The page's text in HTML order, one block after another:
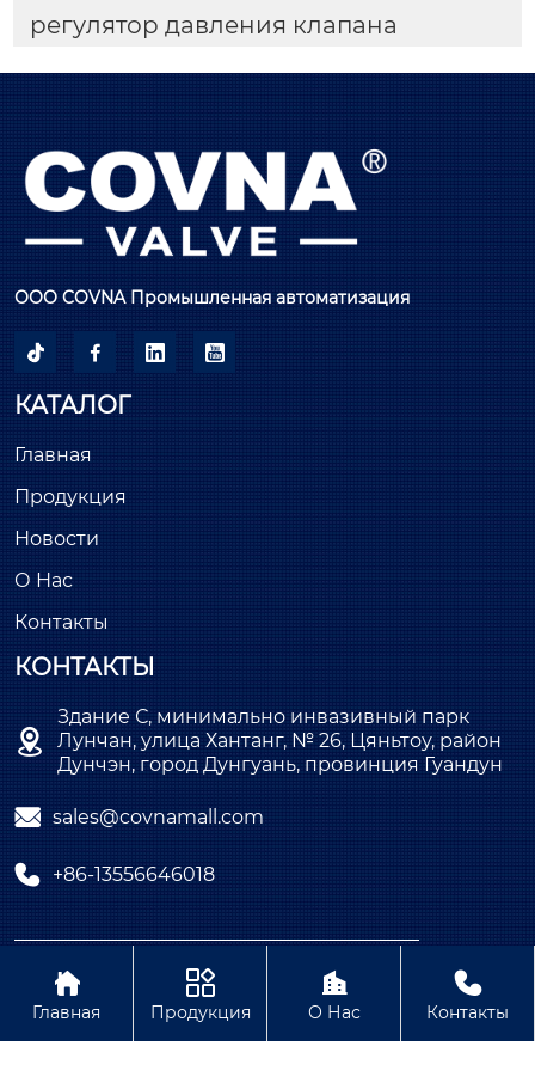
регулятор давления клапана
ООО COVNA Промышленная автоматизация
   
КАТАЛОГ
Главная
Продукция
Новости
О Нас
Контакты
КОНТАКТЫ

Здание С, минимально инвазивный парк
Лунчан, улица Хантанг, № 26, Цяньтоу, район
Дунчэн, город Дунгуань, провинция Гуандун
 sales@covnamall.com
 +86-13556646018
Copyright © ООО COVNA Промышленная
автоматизация
Политика конфиденциальности Содержание

Главная

Продукция

О Нас

Контакты